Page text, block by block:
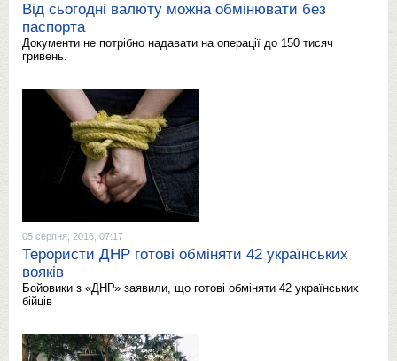
Від сьогодні валюту можна обмінювати без
паспорта
Документи не потрібно надавати на операції до 150 тисяч
гривень.
05 серпня, 2016, 07:17
Терористи ДНР готові обміняти 42 українських
вояків
Бойовики з «ДНР» заявили, що готові обміняти 42 українських
бійців